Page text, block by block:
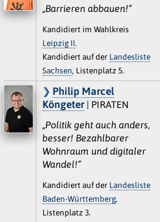
„Barrieren abbauen!“
Kandidiert im Wahlkreis
Leipzig II.
Kandidiert auf der Landesliste
Sachsen, Listenplatz 5.
Philip Marcel
Köngeter| PIRATEN
„Politik geht auch anders,
besser! Bezahlbarer
Wohnraum und digitaler
Wandel!“
Kandidiert auf der Landesliste
Baden-Württemberg,
Listenplatz 3.